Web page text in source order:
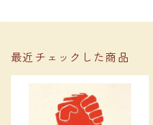
最近チェックした商品